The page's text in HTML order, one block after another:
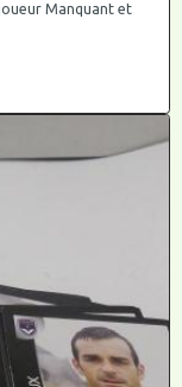
Manquant et